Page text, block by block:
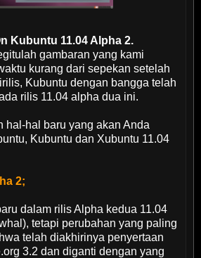
Kubuntu 11.04 Alpha 2.
gambaran yang kami
kurang dari sepekan setelah
Kubuntu dengan bangga telah
rilis 11.04 alpha dua ini.
hal-hal baru yang akan Anda
Kubuntu dan Xubuntu 11.04
2;
dalam rilis Alpha kedua 11.04
tetapi perubahan yang paling
telah diakhirinya penyertaan
3.2 dan diganti dengan yang